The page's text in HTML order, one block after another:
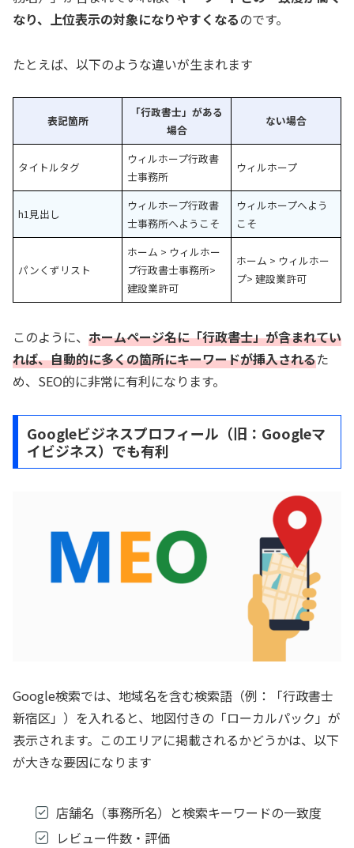
なり、上位表示の対象になりやすくなるのです。
たとえば、以下のような違いが生まれます
表記箇所
「行政書士」がある
場合
ない場合
タイトルタグ
ウィルホープ行政書
士事務所
ウィルホープ
h1見出し
ウィルホープ行政書
士事務所へようこそ
ウィルホープへよう
こそ
パンくずリスト
ホーム > ウィルホー
プ行政書士事務所>
建設業許可
ホーム > ウィルホー
プ> 建設業許可
このように、 ホームページ名に「行政書士」が含まれてい
れば、自動的に多くの箇所にキーワードが挿入されるた
め、SEO的に非常に有利になります。
Googleビジネスプロフィール（旧：Googleマ
イビジネス）でも有利
Google検索では、地域名を含む検索語（例：「行政書士
新宿区」）を入れると、地図付きの「ローカルパック」が
表示されます。このエリアに掲載されるかどうかは、以下
が大きな要因になります
店舗名（事務所名）と検索キーワードの一致度
レビュー件数・評価